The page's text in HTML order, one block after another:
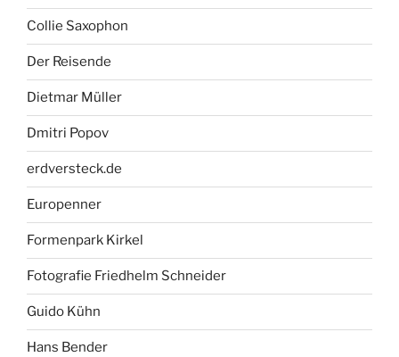
Collie Saxophon
Der Reisende
Dietmar Müller
Dmitri Popov
erdversteck.de
Europenner
Formenpark Kirkel
Fotografie Friedhelm Schneider
Guido Kühn
Hans Bender